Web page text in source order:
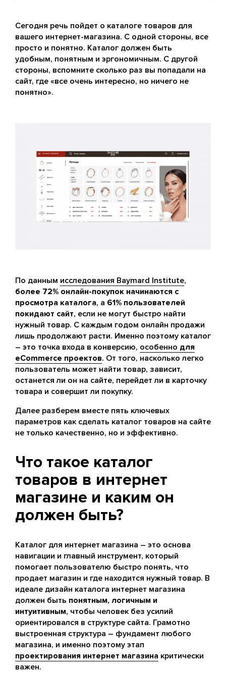
Сегодня речь пойдет о каталоге товаров для
вашего интернет-магазина. С одной стороны, все
просто и понятно. Каталог должен быть
удобным, понятным и эргономичным. С другой
стороны, вспомните сколько раз вы попадали на
сайт, где «все очень интересно, но ничего не
понятно».
По данным исследования Baymard Institute,
более 72% онлайн-покупок начинаются с
просмотра каталога, а 61% пользователей
покидают сайт, если не могут быстро найти
нужный товар. С каждым годом онлайн продажи
лишь продолжают расти. Именно поэтому каталог
– это точка входа в конверсию, особенно для
eCommerce проектов. От того, насколько легко
пользователь может найти товар, зависит,
останется ли он на сайте, перейдет ли в карточку
товара и совершит ли покупку.
Далее разберем вместе пять ключевых
параметров как сделать каталог товаров на сайте
не только качественно, но и эффективно.
Что такое каталог
товаров в интернет
магазине и каким он
должен быть?
Каталог для интернет магазина – это основа
навигации и главный инструмент, который
помогает пользователю быстро понять, что
продает магазин и где находится нужный товар. В
идеале дизайн каталога интернет магазина
должен быть понятным, логичным и
интуитивным, чтобы человек без усилий
ориентировался в структуре сайта. Грамотно
выстроенная структура – фундамент любого
магазина, и именно поэтому этап
проектирования интернет магазина критически
важен.